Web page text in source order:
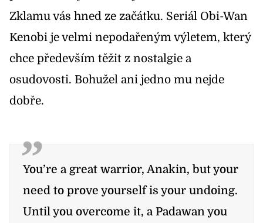
Zklamu vás hned ze začátku. Seriál Obi-Wan
Kenobi je velmi nepodařeným výletem, který
chce především těžit z nostalgie a
osudovosti. Bohužel ani jedno mu nejde
dobře.
You’re a great warrior, Anakin, but your
need to prove yourself is your undoing.
Until you overcome it, a Padawan you